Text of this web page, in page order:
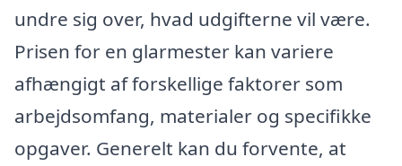
undre sig over, hvad udgifterne vil være.
Prisen for en glarmester kan variere
afhængigt af forskellige faktorer som
arbejdsomfang, materialer og specifikke
opgaver. Generelt kan du forvente, at